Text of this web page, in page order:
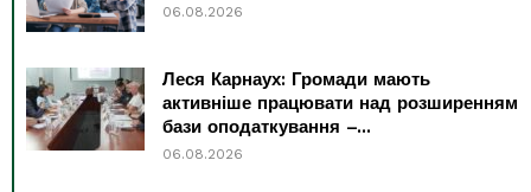
06.08.2026
Леся Карнаух: Громади мають
активніше працювати над розширенням
бази оподаткування –...
06.08.2026